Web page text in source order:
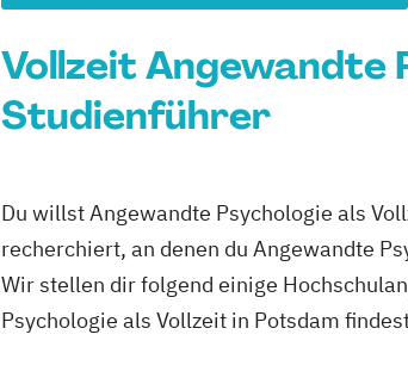
Vollzeit Angewandte
Studienführer
Du willst Angewandte Psychologie als
recherchiert, an denen du Angewandte
Wir stellen dir folgend einige
Psychologie als Vollzeit in Potsdam